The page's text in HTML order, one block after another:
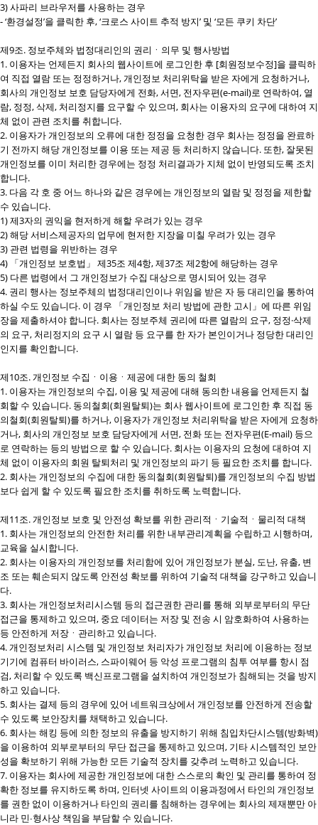
3) 사파리 브라우저를 사용하는 경우
- ‘환경설정’을 클릭한 후, ‘크로스 사이트 추적 방지’ 및 ‘모든 쿠키 차단’
제9조. 정보주체와 법정대리인의 권리ㆍ의무 및 행사방법
1. 이용자는 언제든지 회사의 웹사이트에 로그인한 후 [회원정보수정]을 클릭하
여 직접 열람 또는 정정하거나, 개인정보 처리위탁을 받은 자에게 요청하거나,
회사의 개인정보 보호 담당자에게 전화, 서면, 전자우편(e-mail)로 연락하여, 열
람, 정정, 삭제, 처리정지를 요구할 수 있으며, 회사는 이용자의 요구에 대하여 지
체 없이 관련 조치를 취합니다.
2. 이용자가 개인정보의 오류에 대한 정정을 요청한 경우 회사는 정정을 완료하
기 전까지 해당 개인정보를 이용 또는 제공 등 처리하지 않습니다. 또한, 잘못된
개인정보를 이미 처리한 경우에는 정정 처리결과가 지체 없이 반영되도록 조치
합니다.
3. 다음 각 호 중 어느 하나와 같은 경우에는 개인정보의 열람 및 정정을 제한할
수 있습니다.
1) 제3자의 권익을 현저하게 해할 우려가 있는 경우
2) 해당 서비스제공자의 업무에 현저한 지장을 미칠 우려가 있는 경우
3) 관련 법령을 위반하는 경우
4) 「개인정보 보호법」 제35조 제4항, 제37조 제2항에 해당하는 경우
5) 다른 법령에서 그 개인정보가 수집 대상으로 명시되어 있는 경우
4. 권리 행사는 정보주체의 법정대리인이나 위임을 받은 자 등 대리인을 통하여
하실 수도 있습니다. 이 경우 「개인정보 처리 방법에 관한 고시」에 따른 위임
장을 제출하셔야 합니다. 회사는 정보주체 권리에 따른 열람의 요구, 정정·삭제
의 요구, 처리정지의 요구 시 열람 등 요구를 한 자가 본인이거나 정당한 대리인
인지를 확인합니다.
제10조. 개인정보 수집ㆍ이용ㆍ제공에 대한 동의 철회
1. 이용자는 개인정보의 수집, 이용 및 제공에 대해 동의한 내용을 언제든지 철
회할 수 있습니다. 동의철회(회원탈퇴)는 회사 웹사이트에 로그인한 후 직접 동
의철회(회원탈퇴)를 하거나, 이용자가 개인정보 처리위탁을 받은 자에게 요청하
거나, 회사의 개인정보 보호 담당자에게 서면, 전화 또는 전자우편(E-mail) 등으
로 연락하는 등의 방법으로 할 수 있습니다. 회사는 이용자의 요청에 대하여 지
체 없이 이용자의 회원 탈퇴처리 및 개인정보의 파기 등 필요한 조치를 합니다.
2. 회사는 개인정보의 수집에 대한 동의철회(회원탈퇴)를 개인정보의 수집 방법
보다 쉽게 할 수 있도록 필요한 조치를 취하도록 노력합니다.
제11조. 개인정보 보호 및 안전성 확보를 위한 관리적ㆍ기술적ㆍ물리적 대책
1. 회사는 개인정보의 안전한 처리를 위한 내부관리계획을 수립하고 시행하며,
교육을 실시합니다.
2. 회사는 이용자의 개인정보를 처리함에 있어 개인정보가 분실, 도난, 유출, 변
조 또는 훼손되지 않도록 안전성 확보를 위하여 기술적 대책을 강구하고 있습니
다.
3. 회사는 개인정보처리시스템 등의 접근권한 관리를 통해 외부로부터의 무단
접근을 통제하고 있으며, 중요 데이터는 저장 및 전송 시 암호화하여 사용하는
등 안전하게 저장ㆍ관리하고 있습니다.
4. 개인정보처리 시스템 및 개인정보 처리자가 개인정보 처리에 이용하는 정보
기기에 컴퓨터 바이러스, 스파이웨어 등 악성 프로그램의 침투 여부를 항시 점
검, 처리할 수 있도록 백신프로그램을 설치하여 개인정보가 침해되는 것을 방지
하고 있습니다.
5. 회사는 결제 등의 경우에 있어 네트워크상에서 개인정보를 안전하게 전송할
수 있도록 보안장치를 채택하고 있습니다.
6. 회사는 해킹 등에 의한 정보의 유출을 방지하기 위해 침입차단시스템(방화벽)
을 이용하여 외부로부터의 무단 접근을 통제하고 있으며, 기타 시스템적인 보안
성을 확보하기 위해 가능한 모든 기술적 장치를 갖추려 노력하고 있습니다.
7. 이용자는 회사에 제공한 개인정보에 대한 스스로의 확인 및 관리를 통하여 정
확한 정보를 유지하도록 하며, 인터넷 사이트의 이용과정에서 타인의 개인정보
를 권한 없이 이용하거나 타인의 권리를 침해하는 경우에는 회사의 제재뿐만 아
니라 민∙형사상 책임을 부담할 수 있습니다.